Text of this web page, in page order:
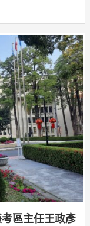
區主任王政彥